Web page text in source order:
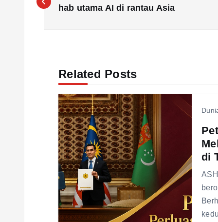
o
hab utama AI di rantau Asia
Related Posts
di